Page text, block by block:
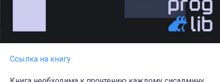
Ссылка на книгу